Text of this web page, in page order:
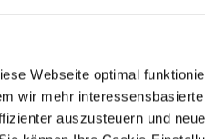
Webseite optimal
wir mehr
auszusteuern und
Zukunft. Daher fördert die
Facilitator for
des
erhalten arbeitslose